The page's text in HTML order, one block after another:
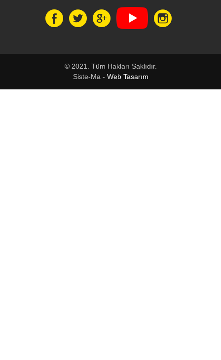
© 2021. Tüm Hakları Saklıdır.
Siste-Ma - Web Tasarım